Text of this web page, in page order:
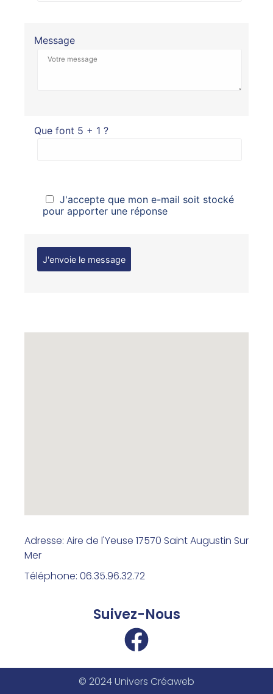
Message
Que font 5 + 1 ?
J'accepte que mon e-mail soit stocké
pour apporter une réponse
Adresse: Aire de l'Yeuse 17570 Saint Augustin Sur
Mer
Téléphone: 06.35.96.32.72
Suivez-Nous
© 2024 Univers Créaweb